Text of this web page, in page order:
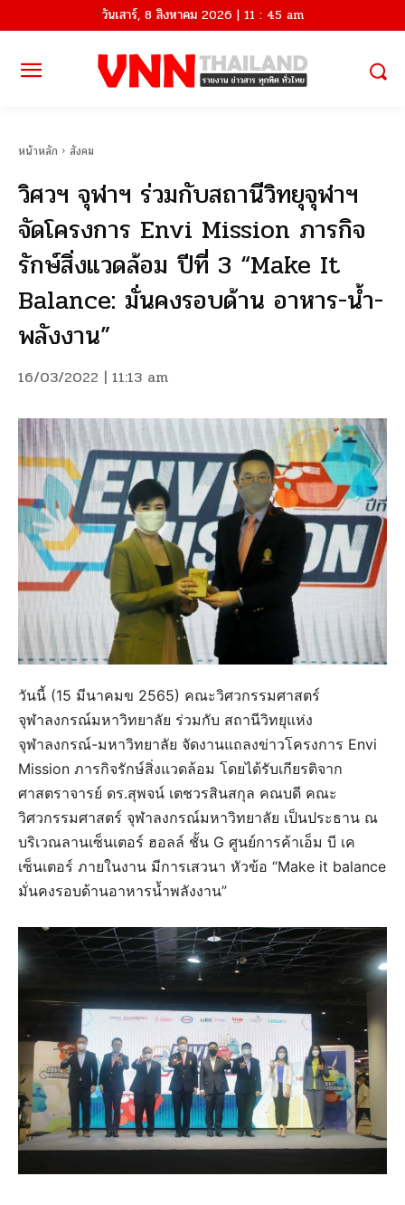
วันเสาร์, 8 สิงหาคม 2026 | 11 : 45 am
หน้าหลัก สังคม
วิศวฯ จุฬาฯ ร่วมกับสถานีวิทยุจุฬาฯ
จัดโครงการ Envi Mission ภารกิจ
รักษ์สิ่งแวดล้อม ปีที่ 3 “Make It
Balance: มั่นคงรอบด้าน อาหาร-น้ำ-
พลังงาน”
16/03/2022 | 11:13 am
วันนี้ (15 มีนาคมข 2565) คณะวิศวกรรมศาสตร์
จุฬาลงกรณ์มหาวิทยาลัย ร่วมกับ สถานีวิทยุแห่ง
จุฬาลงกรณ์-มหาวิทยาลัย จัดงานแถลงข่าวโครงการ Envi
Mission ภารกิจรักษ์สิ่งแวดล้อม โดยได้รับเกียรติจาก
ศาสตราจารย์ ดร.สุพจน์ เตชวรสินสกุล คณบดี คณะ
วิศวกรรมศาสตร์ จุฬาลงกรณ์มหาวิทยาลัย เป็นประธาน ณ
บริเวณลานเซ็นเตอร์ ฮอลล์ ชั้น G ศูนย์การค้าเอ็ม บี เค
เซ็นเตอร์ ภายในงาน มีการเสวนา หัวข้อ “Make it balance
มั่นคงรอบด้านอาหารน้ำพลังงาน”